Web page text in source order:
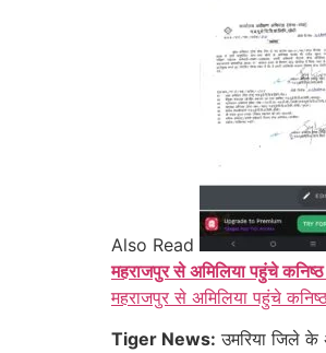
Also Read
महराजपुर से अमिलिया पहुंचे
महराजपुर से अमिलिया पहुंचे
Tiger News: उमरिया जिले के